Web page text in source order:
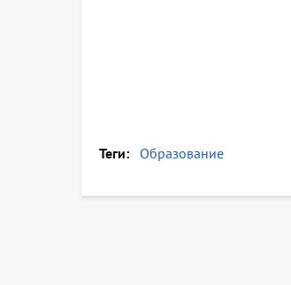
Теги Образование